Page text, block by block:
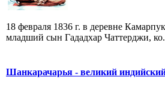
18 февраля 1836 г. в деревне
младший сын Гададхар Чаттерджи,
Шанкарачарья - великий